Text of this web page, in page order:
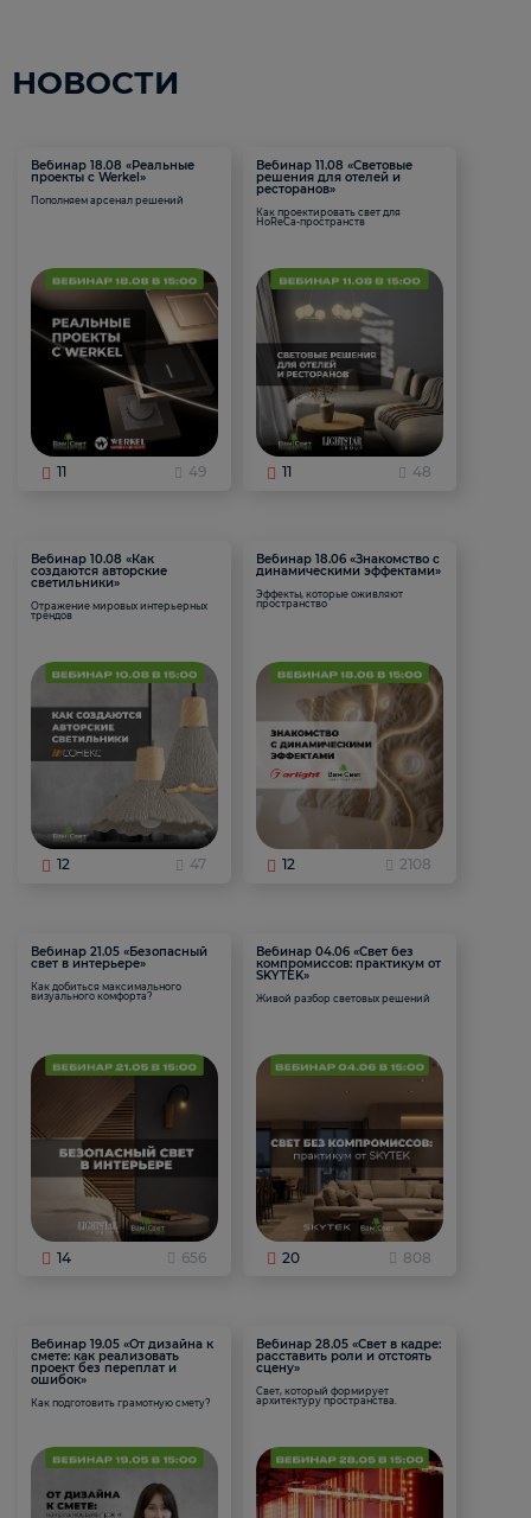
НОВОСТИ
Вебинар 18.08 «Реальные
проекты с Werkel»
Пополняем арсенал решений
11 49
Вебинар 11.08 «Световые
решения для отелей и
ресторанов»
Как проектировать свет для
HoReCa-пространств
11 48
Вебинар 10.08 «Как
создаются авторские
светильники»
Отражение мировых интерьерных
трендов
12 47
Вебинар 18.06 «Знакомство с
динамическими эффектами»
Эффекты, которые оживляют
пространство
12 2108
Вебинар 21.05 «Безопасный
свет в интерьере»
Как добиться максимального
визуального комфорта?
14 656
Вебинар 04.06 «Свет без
компромиссов: практикум от
SKYTEK»
Живой разбор световых решений
20 808
Вебинар 19.05 «От дизайна к
смете: как реализовать
проект без переплат и
ошибок»
Как подготовить грамотную смету?
Вебинар 28.05 «Свет в кадре:
расставить роли и отстоять
сцену»
Свет, который формирует
архитектуру пространства.